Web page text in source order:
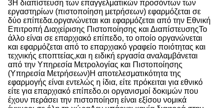
3Η διαπίστευση των επαγγελματικών προσόντων των
εργαστηρίων (πιστοποίηση μετρήσεων) εφαρμόζεται σε
δύο επίπεδα.οργανώνεται και εφαρμόζεται από την Εθνική
Επιτροπή Διαχείρισης Πιστοποίησης και ΔιαπίστευσηςΤο
άλλο είναι σε επαρχιακό επίπεδο, το οποίο οργανώνεται
και εφαρμόζεται από το επαρχιακό γραφείο ποιότητας και
τεχνικής εποπτείας,και η ειδική εργασία αναλαμβάνεται
από την Υπηρεσία Μετρολογίας και Πιστοποίησης
(Υπηρεσία Μετρήσεων)Η αποτελεσματικότητα της
εφαρμογής είναι εντελώς η ίδια, είτε πρόκειται για εθνικό
είτε για επαρχιακό επίπεδο.οι οργανισμοί δοκιμών που
έχουν περάσει την πιστοποίηση είναι εξίσου νομικά